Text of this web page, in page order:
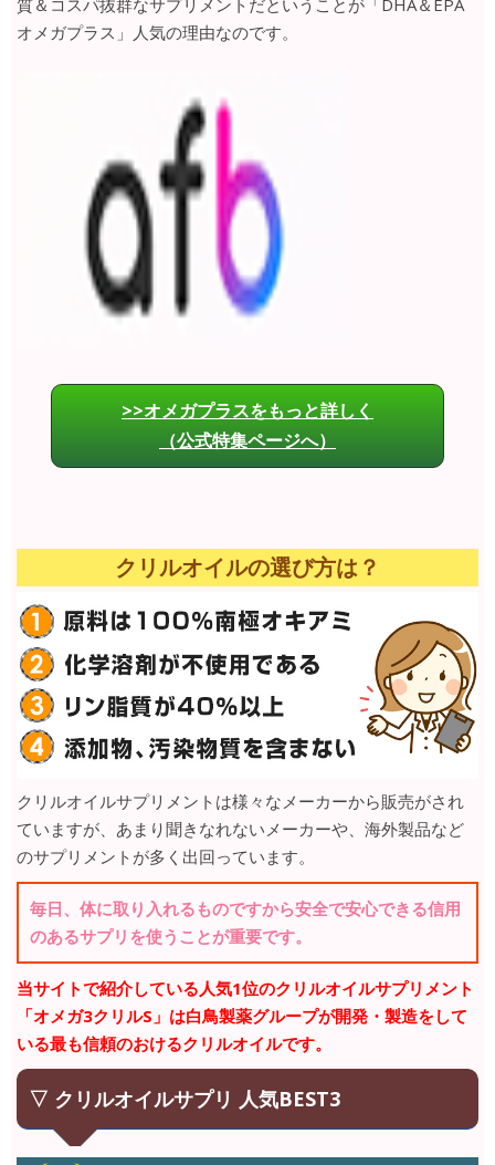
オメガプラス」人気の理由なのです。
>>オメガプラスをもっと詳しく
（公式特集ページへ）
クリルオイルの選び方は？
クリルオイルサプリメントは様々なメーカーから販売がされ
ていますが、あまり聞きなれないメーカーや、海外製品など
のサプリメントが多く出回っています。
毎日、体に取り入れるものですから安全で安心できる信用
のあるサプリを使うことが重要です。
当サイトで紹介している人気1位のクリルオイルサプリメント
「オメガ3クリルS」は白鳥製薬グループが開発・製造をして
いる最も信頼のおけるクリルオイルです。
▽ クリルオイルサプリ 人気BEST3